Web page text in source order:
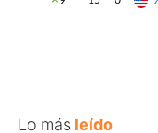
Lo más leído